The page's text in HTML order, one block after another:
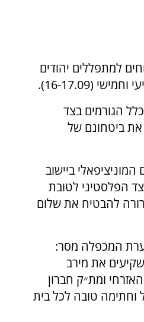
למתפללים יהודים
(16-17.09).
הגורמים בצד
את ביטחונם של
ביישוב
הפלסטיני לטובת
להבטיח את שלום
המכפלה מסר:
את מירב
ומת״ק חברון
וחתימה טובה לכל בית